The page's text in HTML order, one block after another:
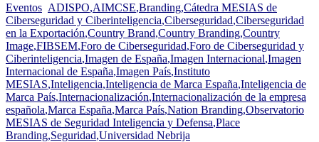
Eventos ADISPO,AIMCSE,Branding,Cátedra MESIAS de
Ciberseguridad y Ciberinteligencia,Ciberseguridad,Ciberseguridad
en la Exportación,Country Brand,Country Branding,Country
Image,FIBSEM,Foro de Ciberseguridad,Foro de Ciberseguridad y
Ciberinteligencia,Imagen de España,Imagen Internacional,Imagen
Internacional de España,Imagen País,Instituto
MESIAS,Inteligencia,Inteligencia de Marca España,Inteligencia de
Marca País,Internacionalización,Internacionalización de la empresa
española,Marca España,Marca País,Nation Branding,Observatorio
MESIAS de Seguridad Inteligencia y Defensa,Place
Branding,Seguridad,Universidad Nebrija